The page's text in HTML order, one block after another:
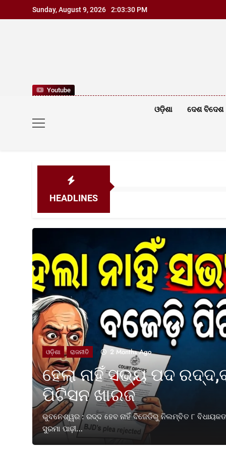
to
Sunday, August 9, 2026 2:03:32 PM
Youtube
ଓଡ଼ିଶା ଦେଶ ବିଦେଶ
HEADLINES
ଓଡ଼ିଶା ରାଜନୀତି 2 Months Ago
ହେଲା ନାହିଁ ସଭ୍ୟ ପଦ
ପିଟିସନ ଖାରଜ
ଭୁବନେଶ୍ୱର : ରଦ୍ଦ ହେବ ନାହିଁ ବିଜେଡିରୁ ନିଲମ୍ବିତ ୮
ସୁରମା ପାଢ଼ୀ…